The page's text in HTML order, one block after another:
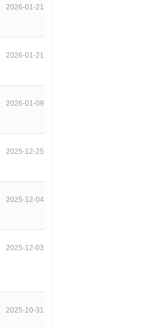
2026-01-21
2026-01-21
2026-01-09
2025-12-25
2025-12-04
2025-12-03
2025-10-31